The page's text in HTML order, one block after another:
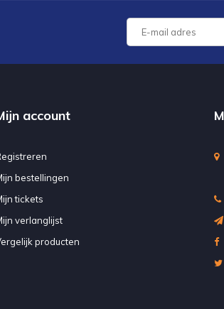
account
bestellingen
tickets
verlanglijst
producten